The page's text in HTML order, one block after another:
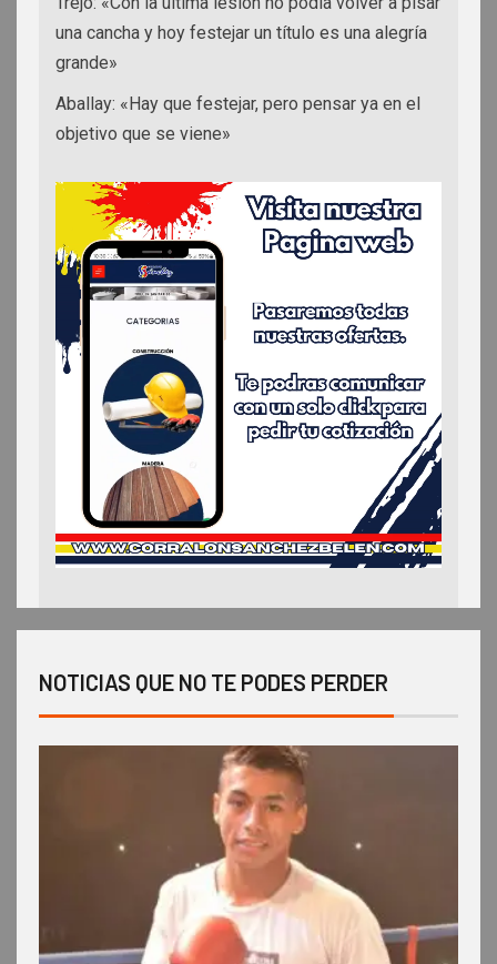
una cancha y hoy festejar un título es una alegría
grande»
Aballay: «Hay que festejar, pero pensar ya en el
objetivo que se viene»
NOTICIAS QUE NO TE PODES PERDER